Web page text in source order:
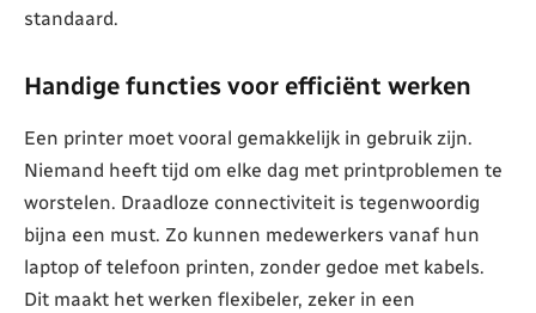
standaard.
Handige functies voor efficiënt werken
Een printer moet vooral gemakkelijk in gebruik zijn.
Niemand heeft tijd om elke dag met printproblemen te
worstelen. Draadloze connectiviteit is tegenwoordig
bijna een must. Zo kunnen medewerkers vanaf hun
laptop of telefoon printen, zonder gedoe met kabels.
Dit maakt het werken flexibeler, zeker in een